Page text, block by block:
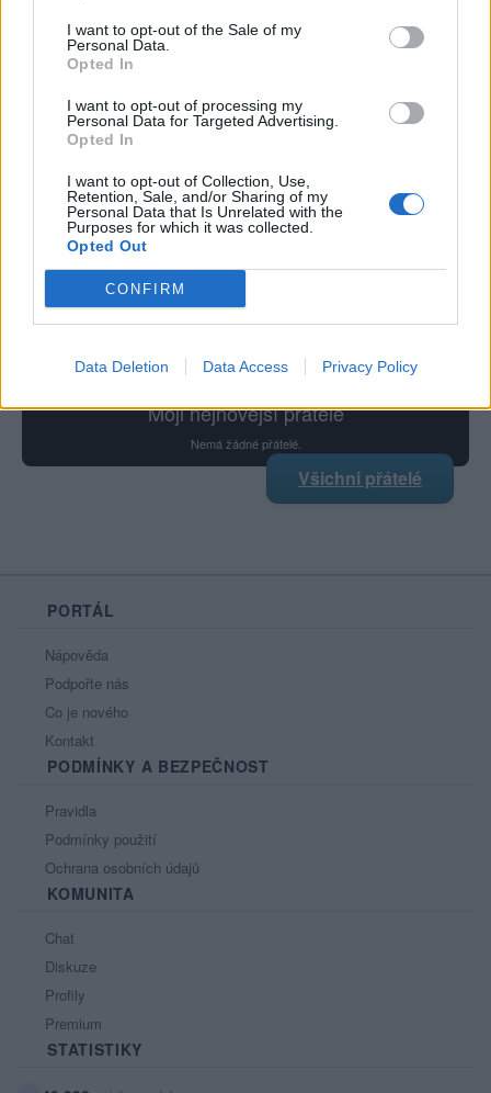
I want to opt-out of the Sale of my
Personal Data.
Opted In
I want to opt-out of processing my
Personal Data for Targeted Advertising.
Opted In
I want to opt-out of Collection, Use,
Retention, Sale, and/or Sharing of my
Personal Data that Is Unrelated with the
Purposes for which it was collected.
Opted Out
CONFIRM
Data Deletion Data Access Privacy Policy
Líbí se:0
Oblibené místnosti
Sledované diskuze
Poslední 3 příspěvky na mé zdi
Zobrazit celou mou zeď
Moji nejnovější přátelé
Nemá žádné přátelé.
Všichni přátelé
PORTÁL
Nápověda
Podpořte nás
Co je nového
Kontakt
PODMÍNKY A BEZPEČNOST
Pravidla
Podmínky použití
Ochrana osobních údajů
KOMUNITA
Chat
Diskuze
Profily
Premium
STATISTIKY